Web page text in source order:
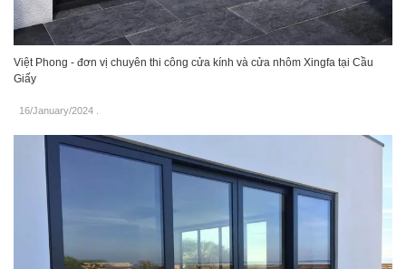
Việt Phong - đơn vị chuyên thi công cửa kính và cửa nhôm Xingfa tại Cầu
Giấy
16/January/2024